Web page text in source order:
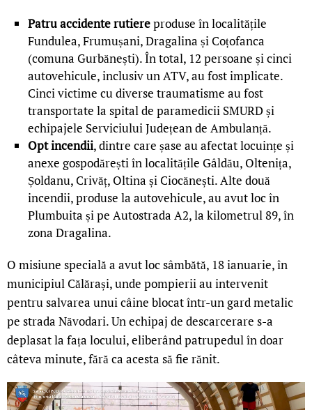
Patru accidente rutiereproduse în localitățile
Fundulea, Frumușani, Dragalina și Coțofanca
(comuna Gurbănești). În total, 12 persoane și cinci
autovehicule, inclusiv un ATV, au fost implicate.
Cinci victime cu diverse traumatisme au fost
transportate la spital de paramedicii SMURD și
echipajele Serviciului Județean de Ambulanță.
Opt incendii, dintre care șase au afectat locuințe și
anexe gospodărești în localitățile Gâldău, Oltenița,
Șoldanu, Crivăț, Oltina și Ciocănești. Alte două
incendii, produse la autovehicule, au avut loc în
Plumbuita și pe Autostrada A2, la kilometrul 89, în
zona Dragalina.
O misiune specială a avut loc sâmbătă, 18 ianuarie, în
municipiul Călărași, unde pompierii au intervenit
pentru salvarea unui câine blocat într-un gard metalic
pe strada Năvodari. Un echipaj de descarcerare s-a
deplasat la fața locului, eliberând patrupedul în doar
câteva minute, fără ca acesta să fie rănit.